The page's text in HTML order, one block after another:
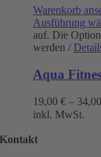
Warenkorb
Ausführung
auf. Die
werden /
Aqua
19,00 € – 34,00
inkl. MwSt.
Kontakt